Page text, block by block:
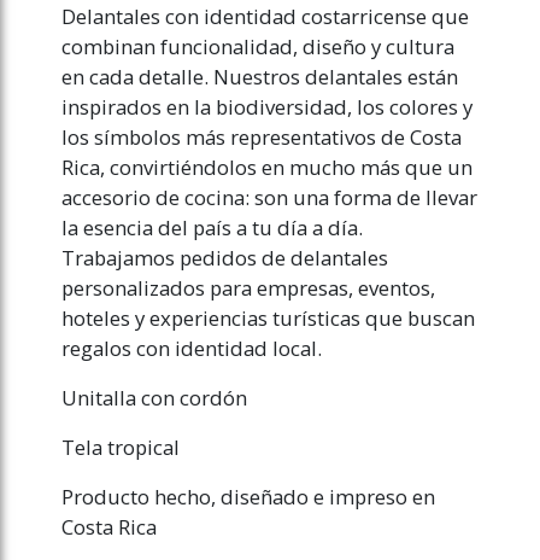
Delantales con identidad costarricense que
combinan funcionalidad, diseño y cultura
en cada detalle. Nuestros delantales están
inspirados en la biodiversidad, los colores y
los símbolos más representativos de Costa
Rica, convirtiéndolos en mucho más que un
accesorio de cocina: son una forma de llevar
la esencia del país a tu día a día.
Trabajamos pedidos de delantales
personalizados para empresas, eventos,
hoteles y experiencias turísticas que buscan
regalos con identidad local.
Unitalla con cordón
Tela tropical
Producto hecho, diseñado e impreso en
Costa Rica